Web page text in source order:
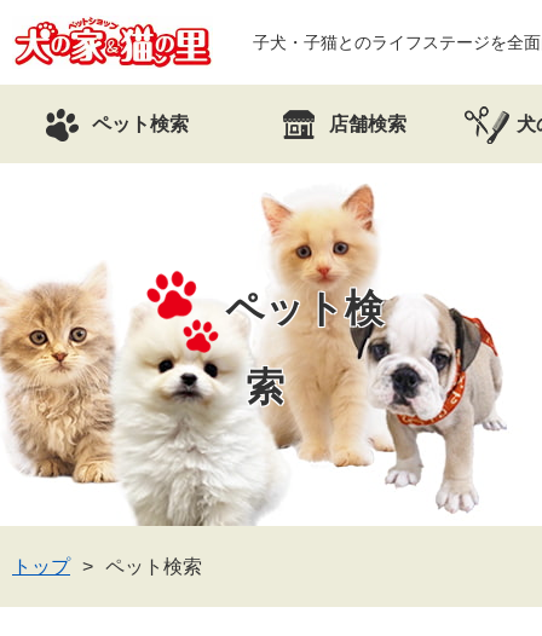
子犬・子猫とのライフステージを全
ペット検索 店舗検索 犬
ペット検
索
トップ ペット検索